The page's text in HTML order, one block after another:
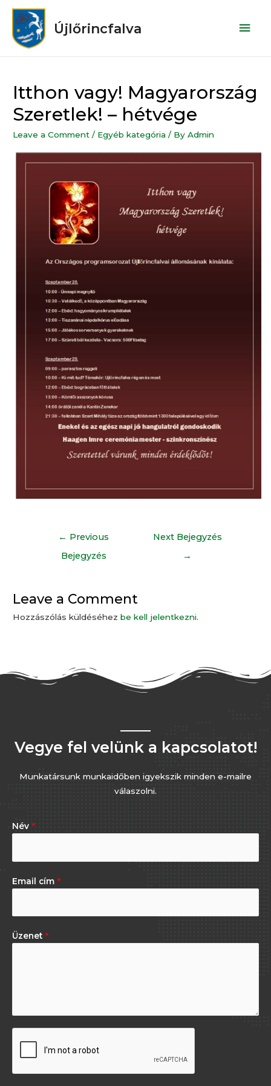
Újlőrincfalva
Itthon vagy! Magyarország
Szeretlek! – hétvége
Leave a Comment / Egyéb kategória / ByAdmin
← Previous
Bejegyzés
Next Bejegyzés
→
Leave a Comment
Hozzászólás küldéséhezbe kell jelentkezni.
Vegye fel velünk a kapcsolatot!
Munkatársunk munkaidőben igyekszik minden e-mailre
válaszolni.
Név *
Email cím *
Üzenet *